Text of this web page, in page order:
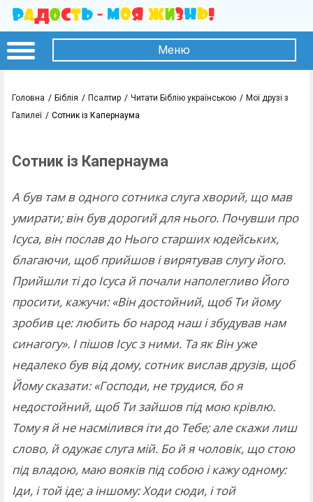
Меню
Головна Біблія Псалтир Читати Біблію українською
Мої друзі з
Галилеї
Сотник із Капернаума
Сотник із Капернаума
А був там в одного сотника слуга хворий, що мав
умирати; він був дорогий для нього. Почувши про
Ісуса, він послав до Нього старших юдейських,
благаючи, щоб прийшов і вирятував слугу його.
Прийшли ті до Ісуса й почали наполегливо Його
просити, кажучи: «Він достойний, щоб Ти йому
зробив це: любить бо народ наш і збудував нам
синагогу». І пішов Ісус з ними. Та як Він уже
недалеко був від дому, сотник вислав друзів, щоб
Йому сказати: «Господи, не трудися, бо я
недостойний, щоб Ти зайшов під мою крівлю.
Тому я й не насмілився іти до Тебе; але скажи лиш
слово, й одужає слуга мій. Бо й я чоловік, що стою
під владою, маю вояків під собою і кажу одному:
Іди, і той іде; а іншому: Ходи сюди, і той